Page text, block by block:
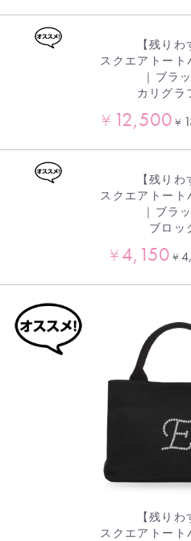
【残りわ
スクエアトー
｜ブラ
カリグラ
¥ 12,500 ¥
【残りわ
スクエアトー
｜ブラ
ブロッ
¥4,150 ¥
【残りわ
スクエアトー